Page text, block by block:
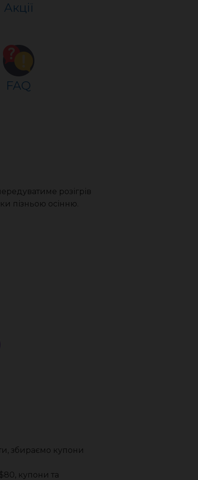
Акції
FAQ
розігрів
пізньою осінню.
збираємо купони
купони та